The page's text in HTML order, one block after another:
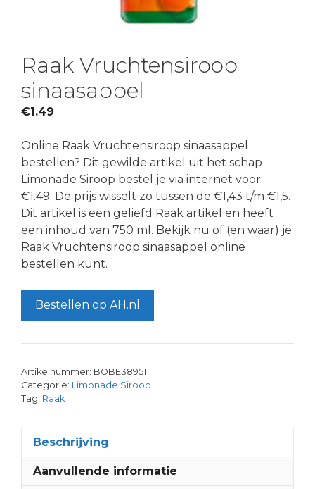
Raak Vruchtensiroop
sinaasappel
€1.49
Online Raak Vruchtensiroop sinaasappel
bestellen? Dit gewilde artikel uit het schap
Limonade Siroop bestel je via internet voor
€1.49. De prijs wisselt zo tussen de €1,43 t/m €1,5.
Dit artikel is een geliefd Raak artikel en heeft
een inhoud van 750 ml. Bekijk nu of (en waar) je
Raak Vruchtensiroop sinaasappel online
bestellen kunt.
Bestellen op AH.nl
Artikelnummer: BOBE389511
Categorie: Limonade Siroop
Tag: Raak
Beschrijving
Aanvullende informatie